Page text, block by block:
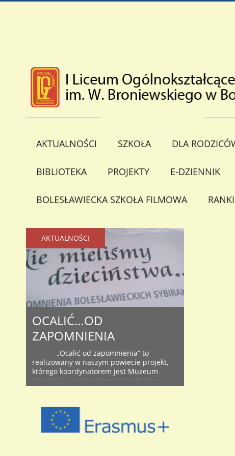
AKTUALNOŚCI SZKOŁA DLA
BIBLIOTEKA PROJEKTY E-DZIENNIK
BOLESŁAWIECKA SZKOŁA FILMOWA
AKTUALNOŚCI
OCALIĆ…OD
ZAPOMNIENIA
„Ocalić od zapomnienia” to
realizowany w naszym powiecie projekt,
którego koordynatorem jest Muzeum
Ceramiki, a celem utrwalenie dziejów
zapisane przez uczniów historie ludzkiego
życia. Tych, którzy w latach 1945-1960
przyjeżdżali do Bolesławca i powiatu
bolesławieckiego, by w nim mieszkać,